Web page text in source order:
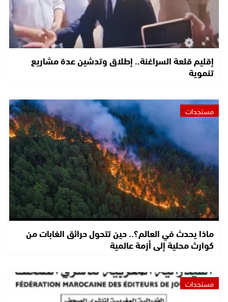
إقليم قلعة السراغنة.. إطلاق وتدشين عدة مشاريع
تنموية
مستجدات
ماذا يحدث في العالم؟.. حين تتحول حرائق الغابات من
كوارث محلية إلى أزمة عالمية
مستجدات